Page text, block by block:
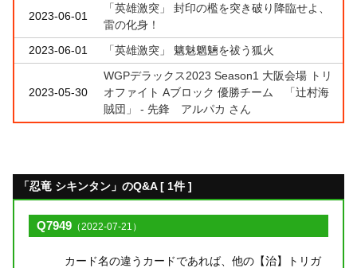
2023-06-01
「英雄激突」 封印の檻を突き破り降臨せよ、
雷の化身！
2023-06-01
「英雄激突」 魑魅魍魎を祓う狐火
2023-05-30
WGPデラックス2023 Season1 大阪会場 トリ
オファイト Aブロック 優勝チーム 「辻村海
賊団」 - 先鋒 アルパカ さん
「忍竜 シキンタン」のQ&A [ 1件 ]
Q7949 （2022-07-21）
カード名の違うカードであれば、他の【治】トリガ